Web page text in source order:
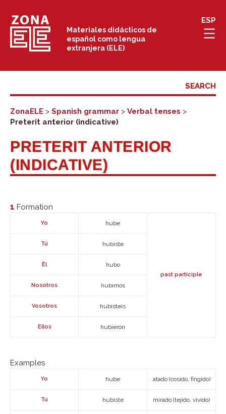
content
Materiales didácticos de
español como lengua
extranjera (ELE)
ESP
ZonaELE > Spanish grammar > Verbal tenses >
Preterit anterior (indicative)
PRETERIT ANTERIOR
(INDICATIVE)
1 Formation
Yo hube
past participle
Tú hubiste
Él hubo
Nosotros hubimos
Vosotros hubisteis
Ellos hubieron
Examples
Yo hube atado (cosido, fingido)
Tú hubiste mirado (tejido, vivido)